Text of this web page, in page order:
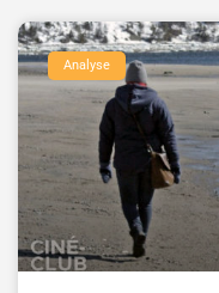
Analyse